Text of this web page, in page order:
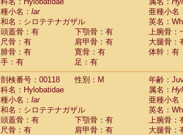
種小名： lar
亜種小名
和名：シロテテナガザル
英名：
頭蓋骨：有
下顎骨：有
上腕骨：
尺骨：有
肩甲骨：有
大腿骨：
腓骨：有
寛骨：有
体幹：有
手：有
足：有
剖検番号：00118
性別：M
年齢：
科名：Hylobatidae
属名：
種小名： lar
亜種小名
和名：シロテテナガザル
英名：
頭蓋骨：有
下顎骨：有
上腕骨：
尺骨：有
肩甲骨：有
大腿骨：